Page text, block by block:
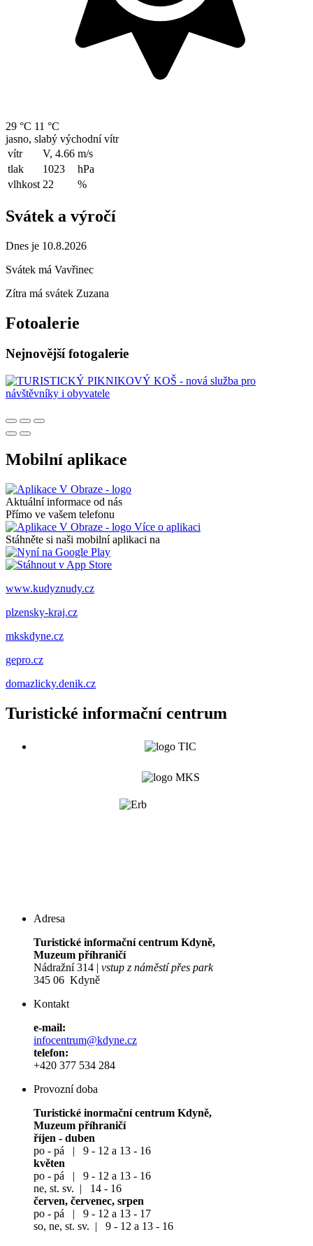
29 °C 11 °C
jasno, slabý východní vítr
vítr
V, 4.66 m/s
tlak
1023
hPa
vlhkost 22 %
Svátek a výročí
Dnes je 10.8.2026
Svátek má Vavřinec
Zítra má svátek Zuzana
Fotoalerie
Nejnovější fotogalerie
Mobilní aplikace
Aktuální informace od nás
Přímo ve vašem telefonu
Více o aplikaci
Stáhněte si naši mobilní aplikaci na
www.kudyznudy.cz
plzensky-kraj.cz
mkskdyne.cz
gepro.cz
domazlicky.denik.cz
Turistické informační centrum
Adresa
Turistické informační centrum Kdyně,
Muzeum příhraničí
Nádražní 314 | vstup z náměstí přes park
345 06 Kdyně
Kontakt
e-mail:
infocentrum@kdyne.cz
telefon:
+420 377 534 284
Provozní doba
Turistické inormační centrum Kdyně,
Muzeum příhraničí
říjen - duben
po - pá | 9 - 12 a 13 - 16
květen
po - pá | 9 - 12 a 13 - 16
ne, st. sv. | 14 - 16
červen, červenec, srpen
po - pá | 9 - 12 a 13 - 17
so, ne, st. sv. | 9 - 12 a 13 - 16